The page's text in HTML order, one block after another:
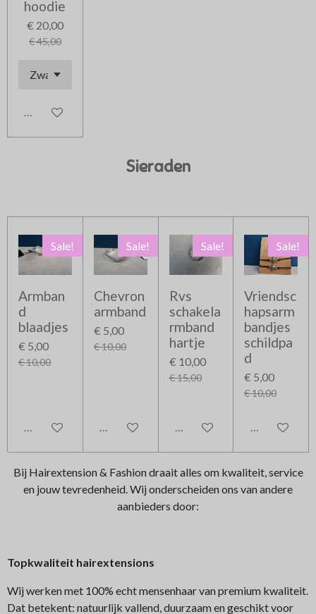
hoodie
€ 20,00
€ 45,00
In winkelwagen
Sieraden
Sale!
Armban
d
blaadjes
€ 5,00
€ 10,00
In winkelwagen
Sale!
Chevron
armband
€ 5,00
€ 10,00
In winkelwagen
Sale!
Rvs
schakela
rmband
hartje
€ 10,00
€ 15,00
In winkelwagen
Sale!
Vriendsc
hapsarm
bandjes
schildpa
d
€ 5,00
€ 10,00
In
Bij Hairextension & Fashion draait alles om kwaliteit, service
en jouw tevredenheid. Wij onderscheiden ons van andere
aanbieders door:
Topkwaliteit hairextensions
Wij werken met 100% echt mensenhaar van premium kwaliteit.
Dat betekent: natuurlijk vallend, duurzaam en geschikt voor